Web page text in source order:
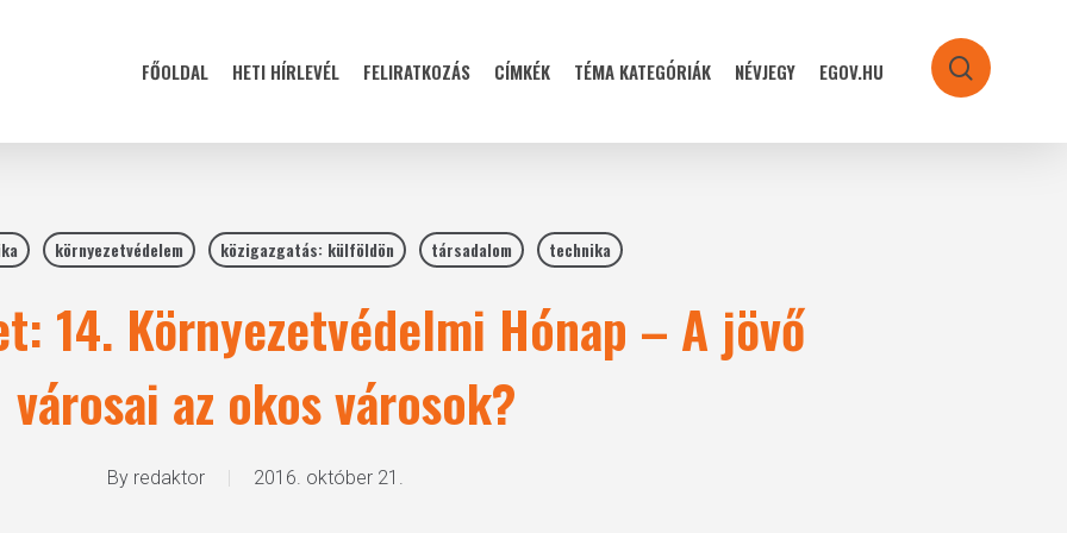
FŐOLDAL HETI HÍRLEVÉL FELIRATKOZÁS CÍMKÉK TÉMA KATEGÓRIÁK NÉVJEGY EGOV.HU search
környezetvédelem közigazgatás: külföldön társadalom technika
14. Környezetvédelmi Hónap – A jövő
városai az okos városok?
By redaktor 2016. október 21.